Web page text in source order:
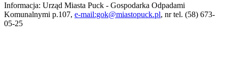
Informacja: Urząd Miasta Puck - Gospodarka Odpadami
Komunalnymi p.107, e-mail:gok@miastopuck.pl, nr tel. (58) 673-
05-25